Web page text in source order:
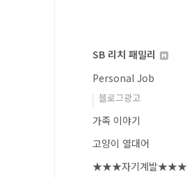
SB 리치 패밀리
Personal Job
블로그광고
가족 이야기
고양이 열대어
★★★자기계발★★★